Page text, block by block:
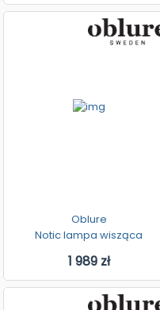
Oblure
Notic lampa wisząca
1 989 zł